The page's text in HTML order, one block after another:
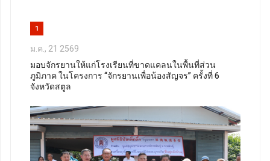
1
ม.ค., 21 2569
มอบจักรยานให้แก่โรงเรียนที่ขาดแคลนในพื้นที่ส่วน
ภูมิภาค ในโครงการ “จักรยานเพื่อน้องสัญจร” ครั้งที่ 6
จังหวัดสตูล